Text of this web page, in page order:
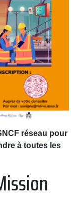
réseau pour
à toutes les